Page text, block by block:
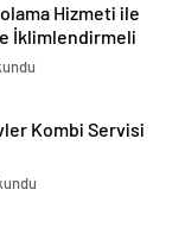
Hizmeti ile
İklimlendirmeli
Kombi Servisi